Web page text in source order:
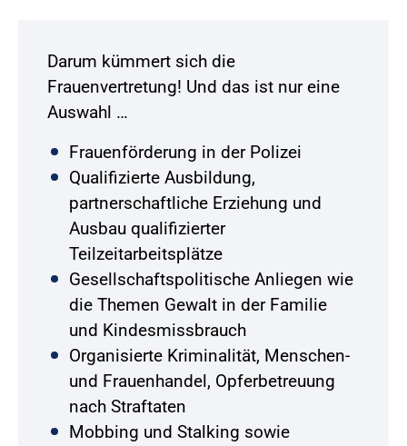
Darum kümmert sich die
Frauenvertretung! Und das ist nur eine
Auswahl …
Frauenförderung in der Polizei
Qualifizierte Ausbildung,
partnerschaftliche Erziehung und
Ausbau qualifizierter
Teilzeitarbeitsplätze
Gesellschaftspolitische Anliegen wie
die Themen Gewalt in der Familie
und Kindesmissbrauch
Organisierte Kriminalität, Menschen-
und Frauenhandel, Opferbetreuung
nach Straftaten
Mobbing und Stalking sowie